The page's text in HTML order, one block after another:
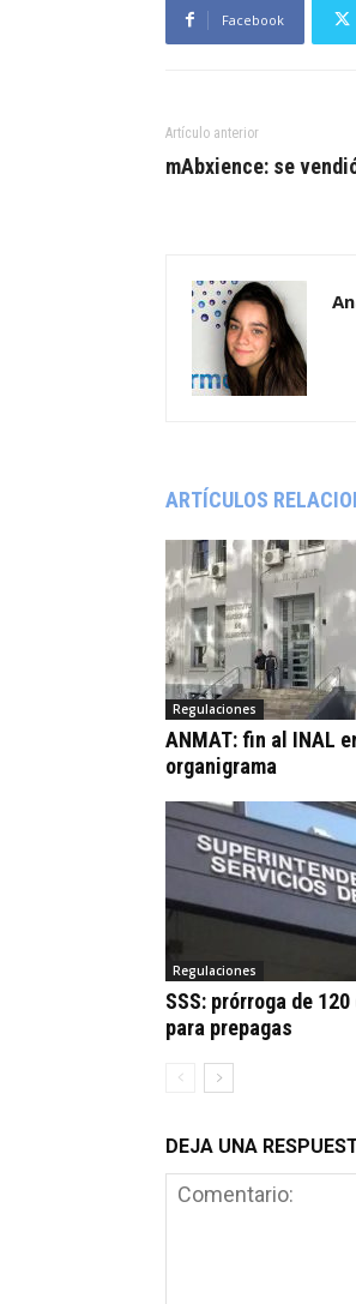
Facebook
Artículo anterior
mAbxience: se
ARTÍCULOS
Regulaciones
ANMAT: fin al INAL
organigrama
Regulaciones
SSS: prórroga de
para prepagas
DEJA UNA